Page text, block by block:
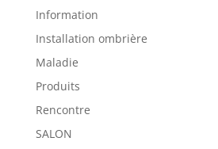
Information
Installation ombrière
Maladie
Produits
Rencontre
SALON